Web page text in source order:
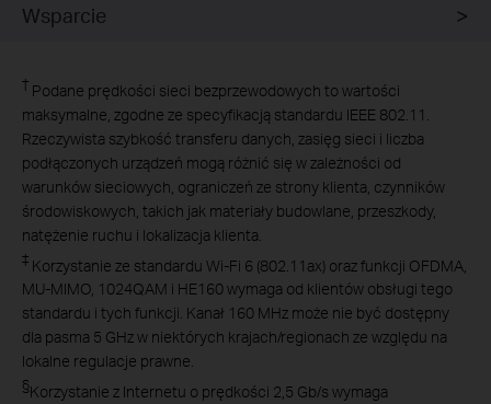
Wsparcie
† Podane prędkości sieci bezprzewodowych to wartości
maksymalne, zgodne ze specyfikacją standardu IEEE 802.11.
Rzeczywista szybkość transferu danych, zasięg sieci i liczba
podłączonych urządzeń mogą różnić się w zależności od
warunków sieciowych, ograniczeń ze strony klienta, czynników
środowiskowych, takich jak materiały budowlane, przeszkody,
natężenie ruchu i lokalizacja klienta
‡ Korzystanie ze standardu Wi-Fi 6 (802.11ax) oraz funkcji OFDMA,
MU-MIMO, 1024QAM i HE160 wymaga od klientów obsługi tego
standardu i tych funkcji. Kanał 160 MHz może nie być dostępny
dla pasma 5 GHz w niektórych krajach/regionach ze względu na
lokalne regulacje prawne.
§Korzystanie z Internetu o prędkości 2,5 Gb/s wymaga